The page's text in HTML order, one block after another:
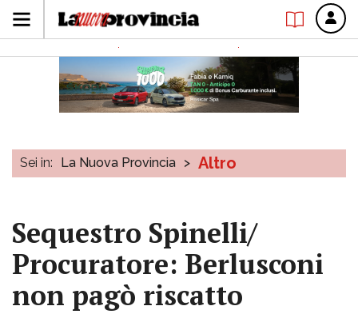
Sei in: La Nuova Provincia > Altro
Sequestro Spinelli/
Procuratore: Berlusconi
non pagò riscatto